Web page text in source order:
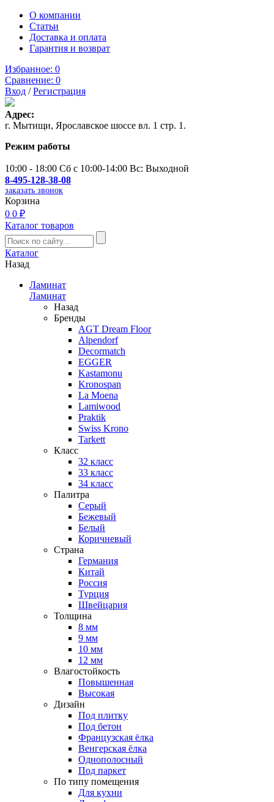
О компании
Статьи
Доставка и оплата
Гарантия и возврат
Избранное: 0
Сравнение: 0
Вход /Регистрация
Адрес:
г. Мытищи, Ярославское шоссе вл. 1 стр. 1.
Режим работы
10:00 - 18:00 Сб с 10:00-14:00 Вс: Выходной
8-495-128-38-08
заказать звонок
Корзина
0 0 ₽
Каталог товаров
Каталог
Назад
Ламинат
Ламинат
Назад
Бренды
AGT Dream Floor
Alpendorf
Decormatch
EGGER
Kastamonu
Kronospan
La Moena
Lamiwood
Praktik
Swiss Krono
Tarkett
Класс
32 класс
33 класс
34 класс
Палитра
Серый
Бежевый
Белый
Коричневый
Страна
Германия
Китай
Россия
Турция
Швейцария
Толщина
8 мм
9 мм
10 мм
12 мм
Влагостойкость
Повышенная
Высокая
Дизайн
Под плитку
Под бетон
Французская ёлка
Венгерская ёлка
Однополосный
Под паркет
По типу помещения
Для кухни